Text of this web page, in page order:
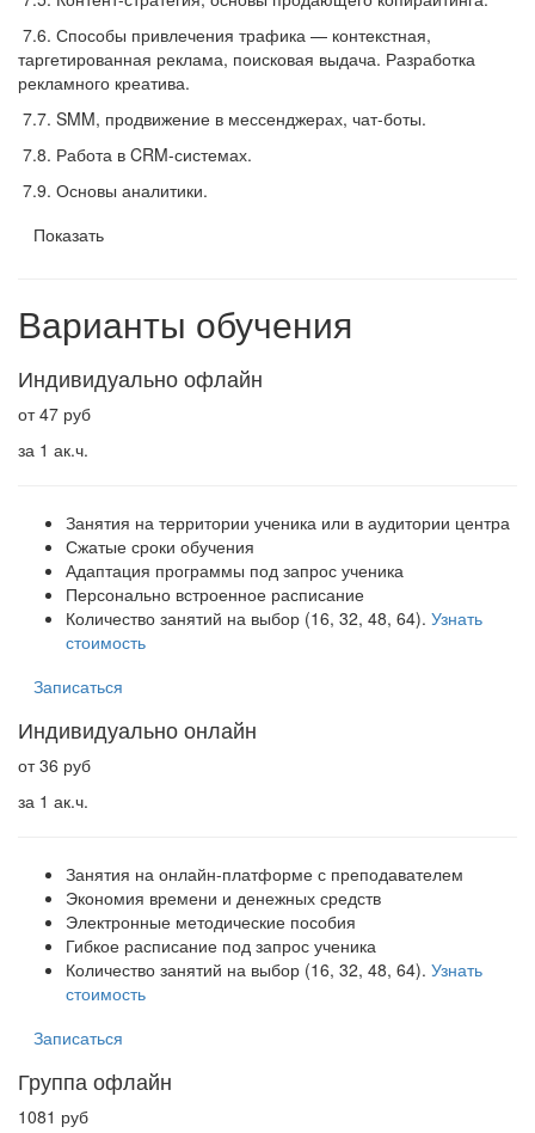
7.6. Способы привлечения трафика — контекстная,
таргетированная реклама, поисковая выдача. Разработка
рекламного креатива.
7.7. SMM, продвижение в мессенджерах, чат-боты.
7.8. Работа в CRM-системах.
7.9. Основы аналитики.
Показать
Варианты обучения
Индивидуально офлайн
от 47 руб
за 1 ак.ч.
Занятия на территории ученика или в аудитории центра
Сжатые сроки обучения
Адаптация программы под запрос ученика
Персонально встроенное расписание
Количество занятий на выбор (16, 32, 48, 64). Узнать
стоимость
Записаться
Индивидуально онлайн
от 36 руб
за 1 ак.ч.
Занятия на онлайн-платформе с преподавателем
Экономия времени и денежных средств
Электронные методические пособия
Гибкое расписание под запрос ученика
Количество занятий на выбор (16, 32, 48, 64). Узнать
стоимость
Записаться
Группа офлайн
1081 руб